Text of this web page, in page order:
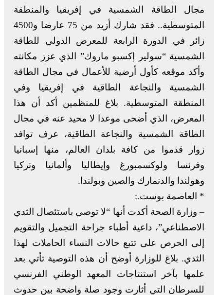
مجال الطاقة الشمسية في إفريقيا والمنطقة
المتوسطية.. فقد شارك أزيد من 75 عارضا و4500
زائر في الدورة الرابعة للمعرض الدولي للطاقة
الشمسية “سولير إكسبو ماروك” الذي عزز مكانته
وأكد موقعه كأول أرضية للأعمال في مجال الطاقة
الشمسية والنجاعة الطاقية في إفريقيا وفي
المنطقة المتوسطية. بلاغ للمنظمين أكد أن هذا
المعرض، الذي أضحى موعدا لا محيد عنه في مجال
الطاقة الشمسية والنجاعة الطاقية، عرف توافد
زوار قدموا من كافة بلدان العالم، منها إسبانيا
وفرنسا ولوكسمبورغ وإيطاليا وألمانيا وتركيا
وهولندا والدنمارك والصين وبولندا.
* العاصمة بوست.:
– وزارة الصحة أكدت أنها “لا توصي باستئصال الثدي
الاصطناعي”، داعية أطباء جراحة التجميل والتقويم
إلى الحرص على تتبع حالات النساء الحاملات لهذا
الثدي. بلاغ للوزارة أوضح أن هذه التوصية تأتي بعد
علمها بآخر استنتاجات المعهد الوطني الفرنسي
للسرطان التي أثارت وجود صلة واضحة بين حدوث